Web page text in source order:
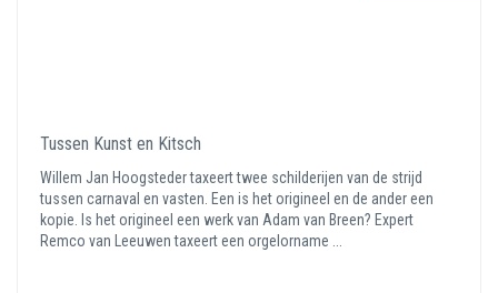
Tussen Kunst en Kitsch
Willem Jan Hoogsteder taxeert twee schilderijen van de strijd
tussen carnaval en vasten. Een is het origineel en de ander een
kopie. Is het origineel een werk van Adam van Breen? Expert
Remco van Leeuwen taxeert een orgelorname ...